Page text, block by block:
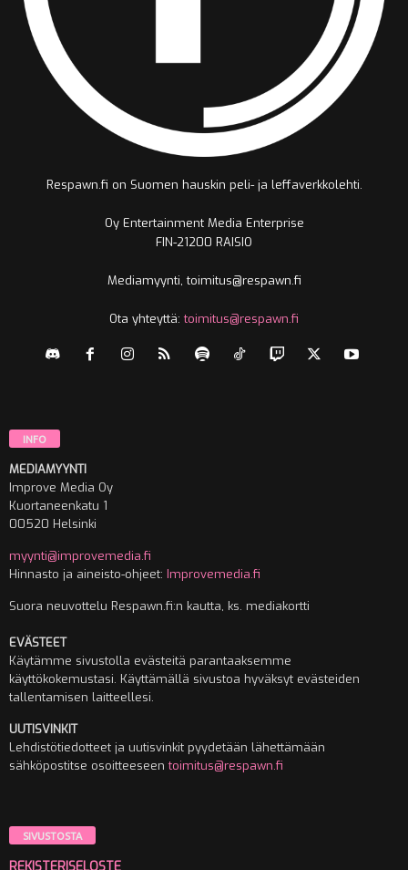
Respawn.fi on Suomen hauskin peli- ja leffaverkkolehti.
Oy Entertainment Media Enterprise
FIN-21200 RAISIO
Mediamyynti, toimitus@respawn.fi
Ota yhteyttä:toimitus@respawn.fi
INFO
MEDIAMYYNTI
Improve Media Oy
Kuortaneenkatu 1
00520 Helsinki
myynti@improvemedia.fi
Hinnasto ja aineisto-ohjeet: Improvemedia.fi
Suora neuvottelu Respawn.fi:n kautta, ks. mediakortti
EVÄSTEET
Käytämme sivustolla evästeitä parantaaksemme
käyttökokemustasi. Käyttämällä sivustoa hyväksyt evästeiden
tallentamisen laitteellesi.
UUTISVINKIT
Lehdistötiedotteet ja uutisvinkit pyydetään lähettämään
sähköpostitse osoitteeseentoimitus@respawn.fi
SIVUSTOSTA